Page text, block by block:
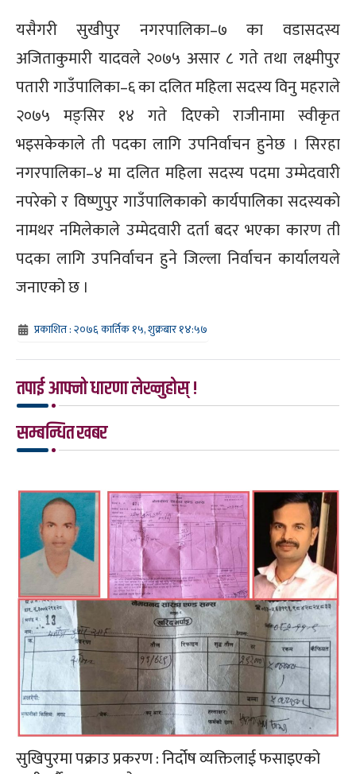
यसैगरी सुखीपुर नगरपालिका–७ का वडासदस्य
अजिताकुमारी यादवले २०७५ असार ८ गते तथा लक्ष्मीपुर
पतारी गाउँपालिका–६ का दलित महिला सदस्य विनु महराले
२०७५ मङ्सिर १४ गते दिएको राजीनामा स्वीकृत
भइसकेकाले ती पदका लागि उपनिर्वाचन हुनेछ । सिरहा
नगरपालिका–४ मा दलित महिला सदस्य पदमा उम्मेदवारी
नपरेको र विष्णुपुर गाउँपालिकाको कार्यपालिका सदस्यको
नामथर नमिलेकाले उम्मेदवारी दर्ता बदर भएका कारण ती
पदका लागि उपनिर्वाचन हुने जिल्ला निर्वाचन कार्यालयले
जनाएको छ ।
प्रकाशित : २०७६ कार्तिक १५, शुक्रबार १४:५७
तपाई आफ्नो धारणा लेख्नुहोस् !
सम्बन्धित खबर
सुखिपुरमा पक्राउ प्रकरण : निर्दोष व्यक्तिलाई फसाइएको